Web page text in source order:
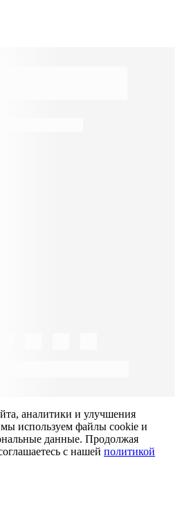
аналитики и улучшения
мы используем файлы cookie и
данные. Продолжая
с нашей политикой